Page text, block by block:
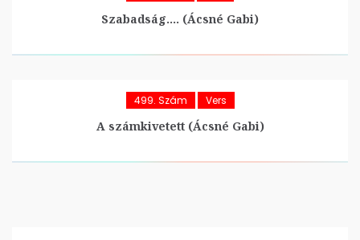
Szabadság…. (Ácsné Gabi)
499. Szám Vers
A számkivetett (Ácsné Gabi)